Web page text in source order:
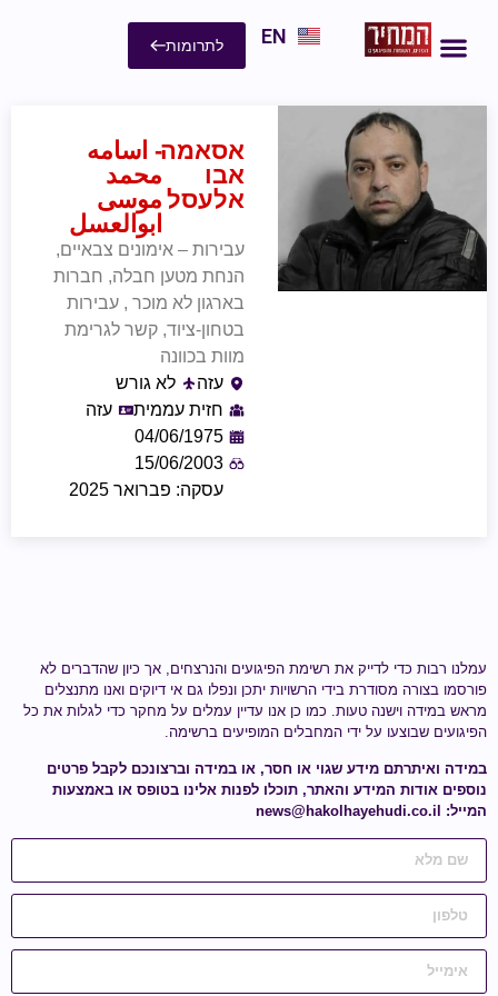
EN לתרומות
אסאמה
אבו
אלעסל
- اسامه
محمد
موسى
ابوالعسل
עבירות – אימונים צבאיים,
הנחת מטען חבלה, חברות
בארגון לא מוכר , עבירות
בטחון-ציוד, קשר לגרימת
מוות בכוונה
עזה
לא גורש
חזית עממית
עזה
04/06/1975
15/06/2003
עסקה: פברואר 2025
עמלנו רבות כדי לדייק את רשימת הפיגועים והנרצחים, אך כיון שהדברים לא
פורסמו בצורה מסודרת בידי הרשויות יתכן ונפלו גם אי דיוקים ואנו מתנצלים
מראש במידה וישנה טעות. כמו כן אנו עדיין עמלים על מחקר כדי לגלות את כל
הפיגועים שבוצעו על ידי המחבלים המופיעים ברשימה.
במידה ואיתרתם מידע שגוי או חסר, או במידה וברצונכם לקבל פרטים
נוספים אודות המידע והאתר, תוכלו לפנות אלינו בטופס או באמצעות
המייל:
news@hakolhayehudi.co.il